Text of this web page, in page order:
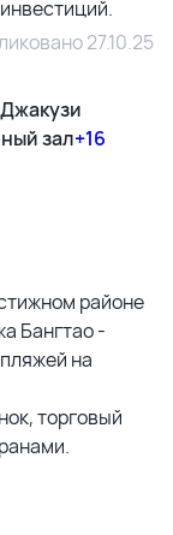
27.10.25
Джакузи
зал+16
районе
Бангтао -
на
торговый